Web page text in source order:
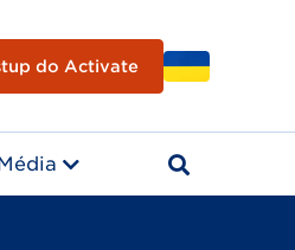
do Activate